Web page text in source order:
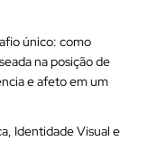
único: como
na posição de
e afeto em um
Identidade Visual e